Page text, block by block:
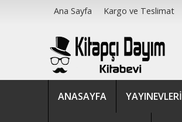
Ana Sayfa Kargo ve Teslimat
ANASAYFA YAYINEVLERİ